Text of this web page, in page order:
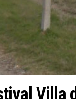
Villa